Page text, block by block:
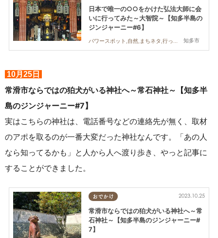
知多市
日本で唯一の○○をかけた弘法大師に会
いに行ってみた～大智院～【知多半島の
ジンジャーニー#6】
パワースポット,自然,まちネタ,行ってみたレポ
10月25日
常滑市ならではの狛犬がいる神社へ～常石神社～【知多半
島のジンジャーニー#7】
実はこちらの神社は、電話番号などの連絡先が無く、取材
のアポを取るのが一番大変だった神社なんです。「あの人
なら知ってるかも」と人から人へ渡り歩き、やっと記事に
することができました。
おでかけ 2023.10.25
常滑市ならではの狛犬がいる神社へ～常
石神社～【知多半島のジンジャーニー#
7】